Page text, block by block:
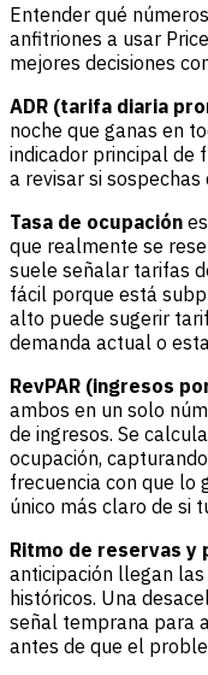
Entender qué
anfitriones a usar
mejores decisiones
ADR (tarifa diaria
noche que ganas en
indicador principal de
a revisar si
Tasa de ocupación
que realmente se
suele señalar tarifas
fácil porque está
alto puede sugerir
demanda actual o
RevPAR (ingresos
ambos en un solo
de ingresos. Se
ocupación,
frecuencia con que lo
único más claro de si
Ritmo de reservas y
anticipación llegan
históricos. Una
señal temprana para
antes de que el